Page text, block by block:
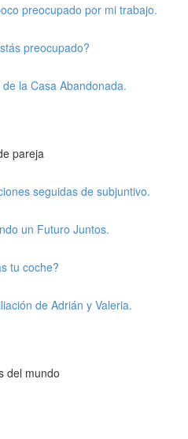
preocupado por mi trabajo.
preocupado?
la Casa Abandonada.
pareja
seguidas de subjuntivo.
un Futuro Juntos.
tu coche?
de Adrián y Valeria.
del mundo